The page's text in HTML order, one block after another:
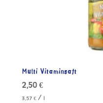
Multi Vitaminsaft
2,50 €
3,57 €/